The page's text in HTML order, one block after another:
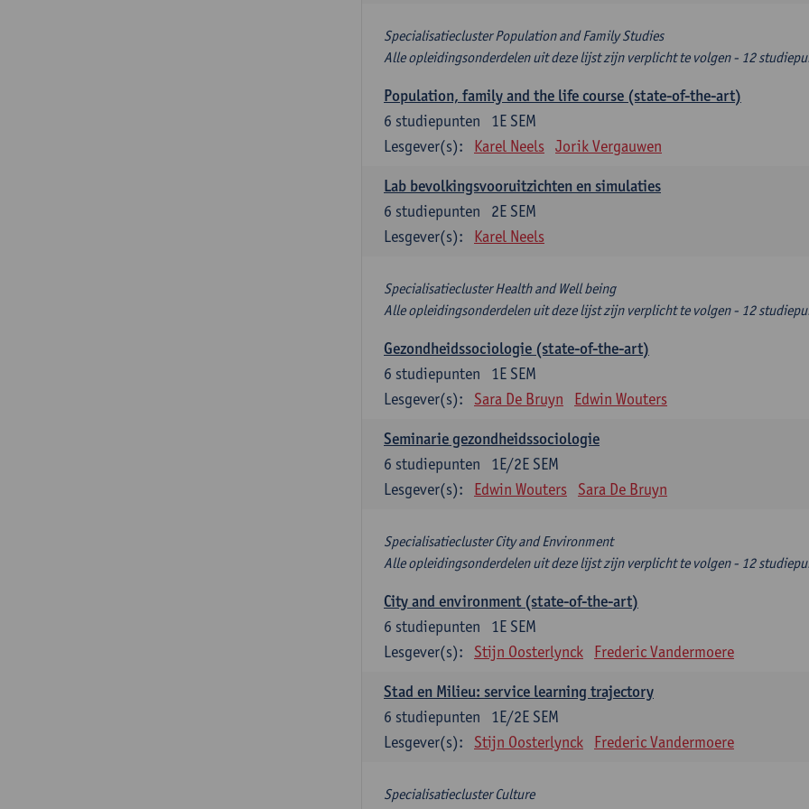
Specialisatiecluster Population and Family Studies
Alle opleidingsonderdelen uit deze lijst zijn verplicht te volgen - 12
Population, family and the life course (state-of-the-art)
1E SEM
6 studiepunten
Lesgever(s):
Karel Neels Jorik Vergauwen
Lab bevolkingsvooruitzichten en simulaties
2E SEM
6 studiepunten
Lesgever(s):
Karel Neels
Specialisatiecluster Health and Well being
Alle opleidingsonderdelen uit deze lijst zijn verplicht te volgen - 12
Gezondheidssociologie (state-of-the-art)
1E SEM
6 studiepunten
Lesgever(s):
Sara De Bruyn Edwin Wouters
Seminarie gezondheidssociologie
1E/2E SEM
6 studiepunten
Lesgever(s):
Edwin Wouters Sara De Bruyn
Specialisatiecluster City and Environment
Alle opleidingsonderdelen uit deze lijst zijn verplicht te volgen - 12
City and environment (state-of-the-art)
1E SEM
6 studiepunten
Lesgever(s):
Stijn Oosterlynck Frederic Vandermoere
Stad en Milieu: service learning trajectory
1E/2E SEM
6 studiepunten
Lesgever(s):
Stijn Oosterlynck Frederic Vandermoere
Specialisatiecluster Culture